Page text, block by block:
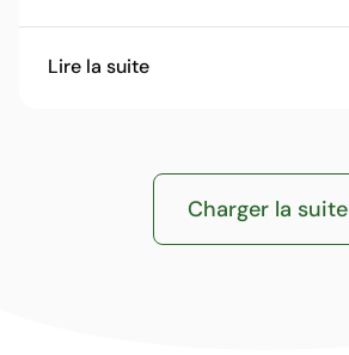
Lire la suite
Charger la suite